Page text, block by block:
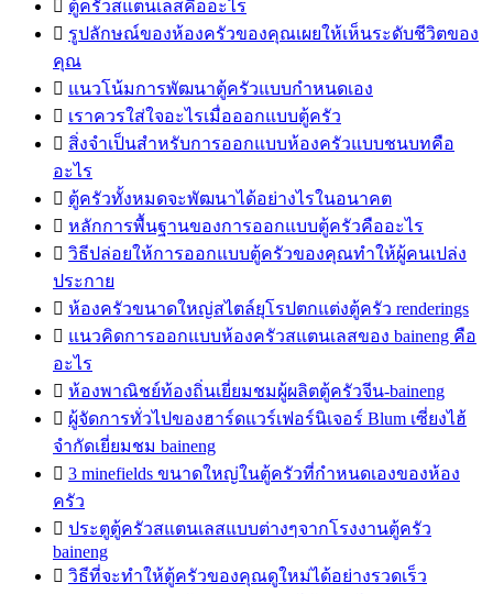
 ตู้ครัวสแตนเลสคืออะไร
 รูปลักษณ์ของห้องครัวของคุณเผยให้เห็นระดับชีวิตของ
คุณ
 แนวโน้มการพัฒนาตู้ครัวแบบกำหนดเอง
 เราควรใส่ใจอะไรเมื่อออกแบบตู้ครัว
 สิ่งจำเป็นสำหรับการออกแบบห้องครัวแบบชนบทคือ
อะไร
 ตู้ครัวทั้งหมดจะพัฒนาได้อย่างไรในอนาคต
 หลักการพื้นฐานของการออกแบบตู้ครัวคืออะไร
 วิธีปล่อยให้การออกแบบตู้ครัวของคุณทำให้ผู้คนเปล่ง
ประกาย
 ห้องครัวขนาดใหญ่สไตล์ยุโรปตกแต่งตู้ครัว renderings
 แนวคิดการออกแบบห้องครัวสแตนเลสของ baineng คือ
อะไร
 ห้องพาณิชย์ท้องถิ่นเยี่ยมชมผู้ผลิตตู้ครัวจีน-baineng
 ผู้จัดการทั่วไปของฮาร์ดแวร์เฟอร์นิเจอร์ Blum เซี่ยงไฮ้
จำกัดเยี่ยมชม baineng
 3 minefields ขนาดใหญ่ในตู้ครัวที่กำหนดเองของห้อง
ครัว
 ประตูตู้ครัวสแตนเลสแบบต่างๆจากโรงงานตู้ครัว
baineng
 วิธีที่จะทำให้ตู้ครัวของคุณดูใหม่ได้อย่างรวดเร็ว